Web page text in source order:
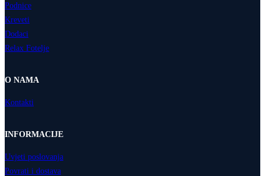
Podnice
Kreveti
Dodaci
Relax Fotelje
O NAMA
Kontakti
INFORMACIJE
Uvjeti poslovanja
Povrati i dostava